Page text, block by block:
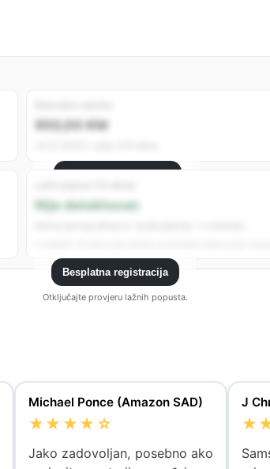
950,00 KM
Registrujte se da vidite sve analitike.
Nije detektovan
Besplatna registracija
Otključajte provjeru lažnih popusta.
Michael Ponce (Amazon SAD)
★★★★☆
Jako zadovoljan, posebno ako
J